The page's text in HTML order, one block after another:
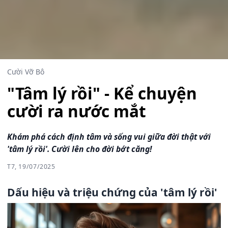
Cười Vỡ Bô
"Tâm lý rồi" - Kể chuyện
cười ra nước mắt
Khám phá cách định tâm và sống vui giữa đời thật với
'tâm lý rồi'. Cười lên cho đời bớt căng!
T7, 19/07/2025
Dấu hiệu và triệu chứng của 'tâm lý rồi'